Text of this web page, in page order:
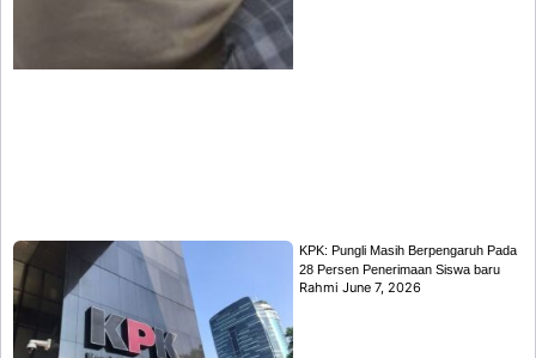
KPK: Pungli Masih Berpengaruh Pada
28 Persen Penerimaan Siswa baru
RahmiJune 7, 2026